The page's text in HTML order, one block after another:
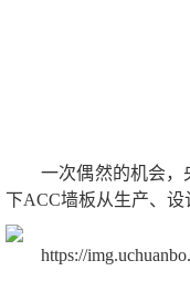
一次偶然的机会，
下ACC墙板从生产、